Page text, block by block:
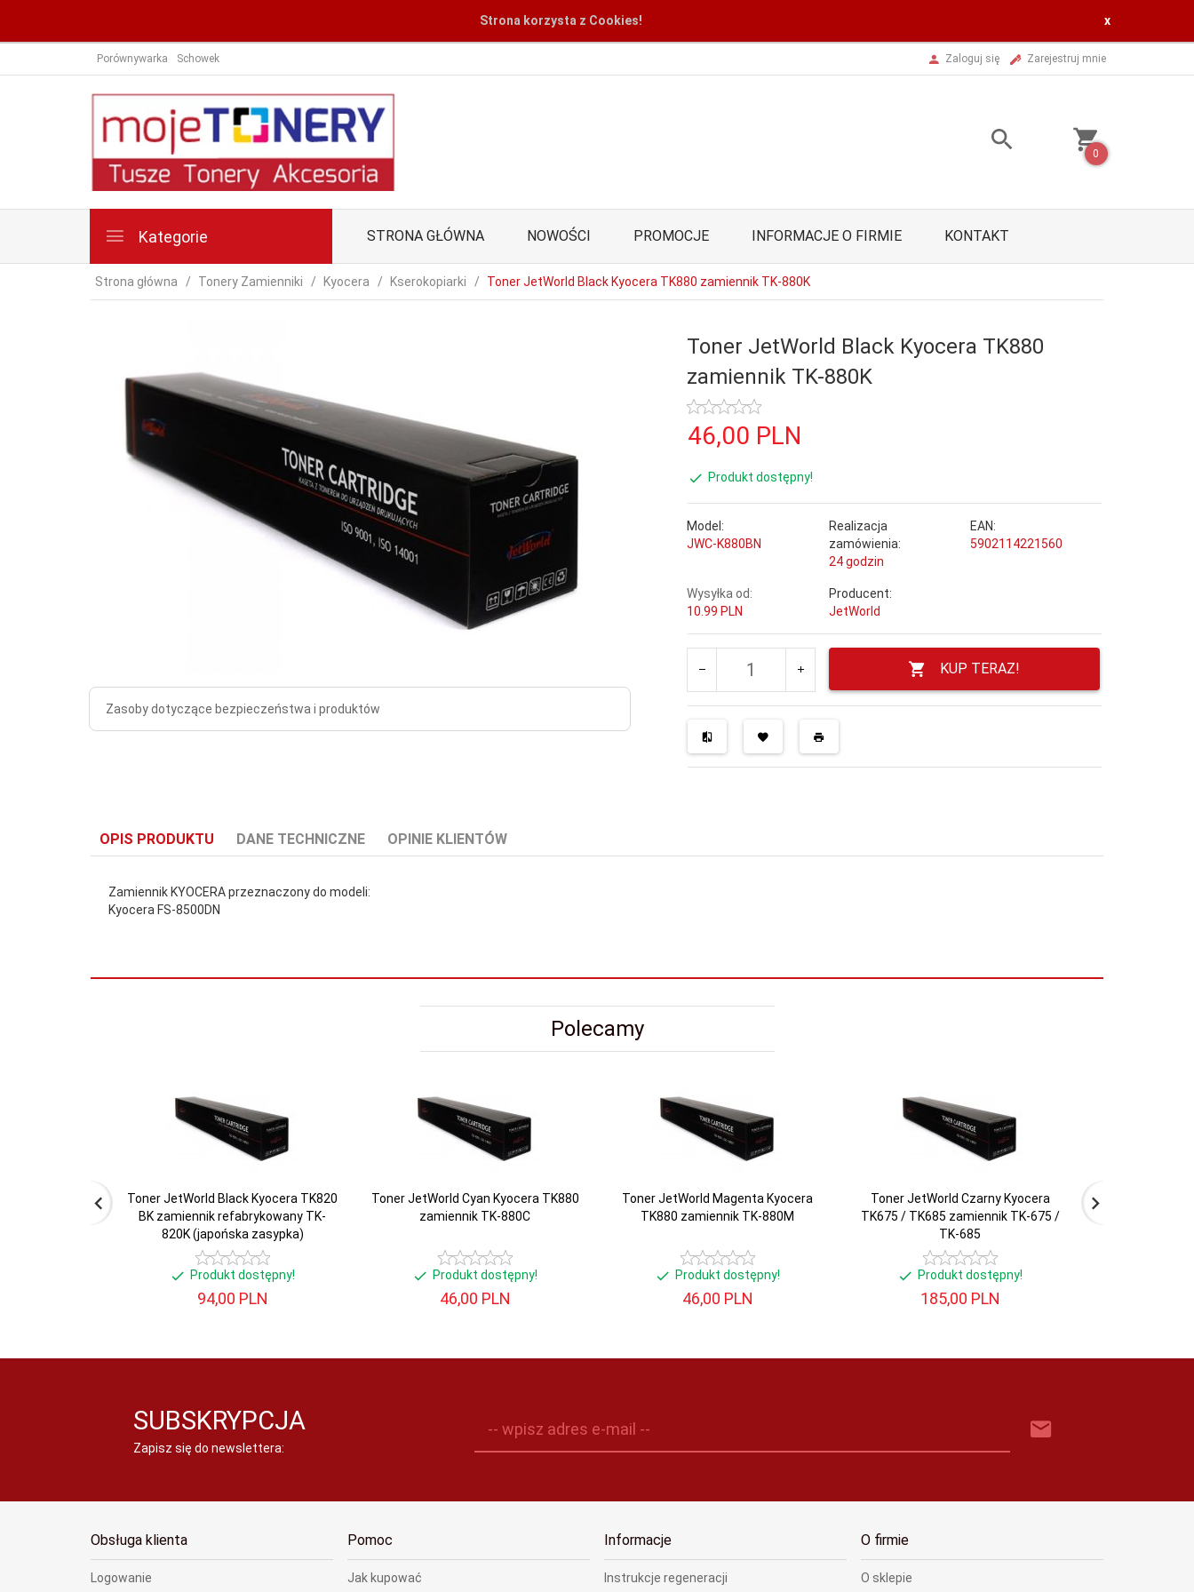
Strona korzysta z Cookies! x
Porównywarka Schowek Zaloguj się Zarejestruj mnie
0
Kategorie STRONA GŁÓWNA NOWOŚCI PROMOCJE INFORMACJE O FIRMIE KONTAKT
Strona główna Tonery Zamienniki Kyocera Kserokopiarki Toner JetWorld Black Kyocera TK880 zamiennik TK-880K
Zasoby dotyczące bezpieczeństwa i produktów
Toner JetWorld Black Kyocera TK880
zamiennik TK-880K
46,00 PLN
Produkt dostępny!
Model:
JWC-K880BN
Realizacja
zamówienia:
24 godzin
EAN:
5902114221560
Wysyłka od:
10.99 PLN
Producent:
JetWorld
KUP TERAZ!
OPIS PRODUKTU DANE TECHNICZNE OPINIE KLIENTÓW
Zamiennik KYOCERA przeznaczony do modeli:
Kyocera FS-8500DN
Polecamy
Toner JetWorld Black Kyocera TK820
BK zamiennik refabrykowany TK-
820K (japońska zasypka)
Produkt dostępny!
94,00 PLN
Toner JetWorld Cyan Kyocera TK880
zamiennik TK-880C
Produkt dostępny!
46,00 PLN
Toner JetWorld Magenta Kyocera
TK880 zamiennik TK-880M
Produkt dostępny!
46,00 PLN
Toner JetWorld Czarny Kyocera
TK675 / TK685 zamiennik TK-675 /
TK-685
Produkt dostępny!
185,00 PLN
SUBSKRYPCJA
Zapisz się do newslettera:
-- wpisz adres e-mail --
Obsługa klienta
Logowanie
Pomoc
Jak kupować
Informacje
Instrukcje regeneracji
O firmie
O sklepie